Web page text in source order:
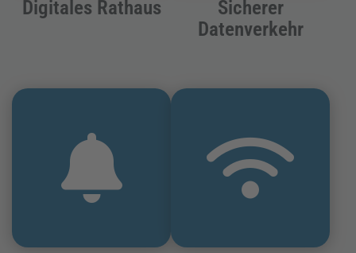
Digitales Rathaus
Sicherer
Datenverkehr